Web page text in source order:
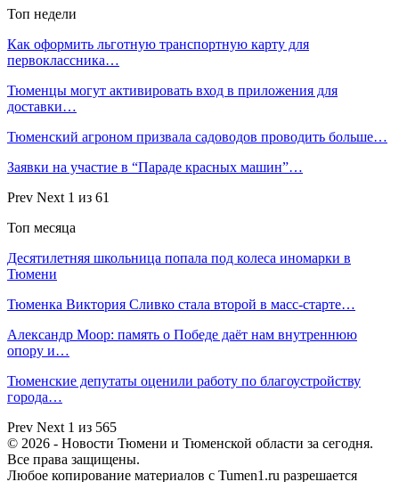
Топ недели
Как оформить льготную транспортную карту для
первоклассника…
Тюменцы могут активировать вход в приложения для
доставки…
Тюменский агроном призвала садоводов проводить больше…
Заявки на участие в “Параде красных машин”…
Prev Next 1 из 61
Топ месяца
Десятилетняя школьница попала под колеса иномарки в
Тюмени
Тюменка Виктория Сливко стала второй в масс-старте…
Александр Моор: память о Победе даёт нам внутреннюю
опору и…
Тюменские депутаты оценили работу по благоустройству
города…
Prev Next 1 из 565
© 2026 - Новости Тюмени и Тюменской области за сегодня.
Все права защищены.
Любое копирование материалов с Tumen1.ru разрешается